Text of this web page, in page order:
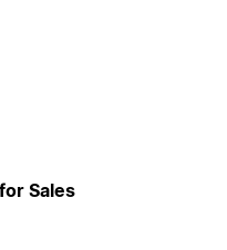
Sales